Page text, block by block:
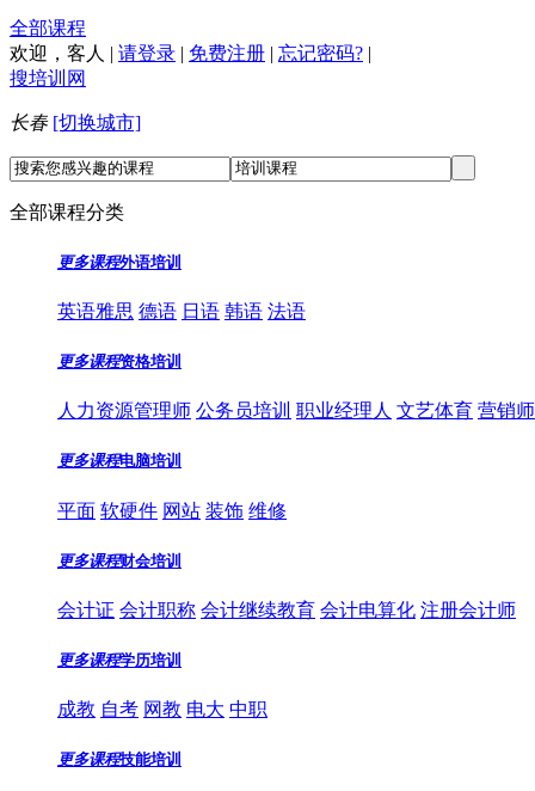
全部课程
欢迎， 客人 | 请登录 | 免费注册 | 忘记密码? |
搜培训网
长春 [切换城市]
全部课程分类
更多课程外语培训
英语雅思 德语 日语 韩语 法语
更多课程资格培训
人力资源管理师 公务员培训 职业经理人 文艺体育 营销
更多课程电脑培训
平面 软硬件 网站 装饰 维修
更多课程财会培训
会计证 会计职称 会计继续教育 会计电算化 注册会计师
更多课程学历培训
成教 自考 网教 电大 中职
更多课程技能培训